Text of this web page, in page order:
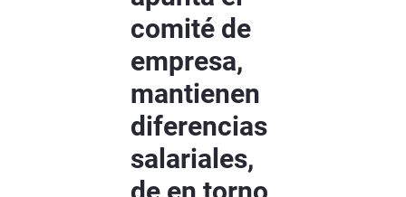
comité de
empresa,
mantienen
diferencias
salariales,